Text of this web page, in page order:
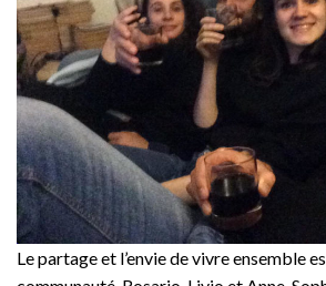
Le partage et l’envie de vivre ensemble